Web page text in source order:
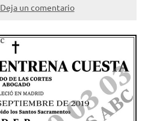
Deja un comentario